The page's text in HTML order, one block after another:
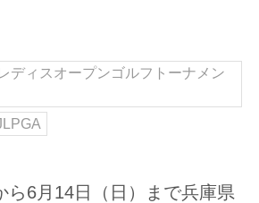
ディスオープンゴルフトーナメン
ら6月14日（日）まで兵庫県